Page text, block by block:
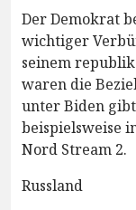
Der Demokrat
wichtiger
seinem
waren die
unter Biden
beispielsweise
Nord Stream 2.
Russland